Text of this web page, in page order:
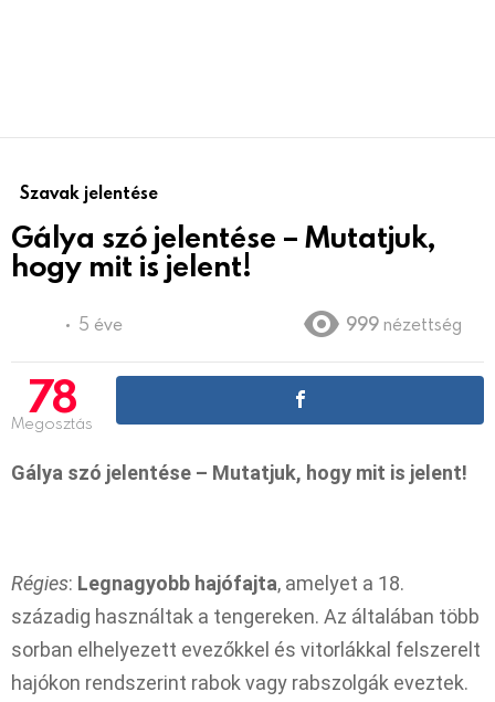
Szavak jelentése
Gálya szó jelentése – Mutatjuk,
hogy mit is jelent!
5 éve 999 nézettség
78
Megosztás
Gálya szó jelentése – Mutatjuk, hogy mit is jelent!
Régies: Legnagyobb hajófajta, amelyet a 18.
századig használtak a tengereken. Az általában több
sorban elhelyezett evezőkkel és vitorlákkal felszerelt
hajókon rendszerint rabok vagy rabszolgák eveztek.